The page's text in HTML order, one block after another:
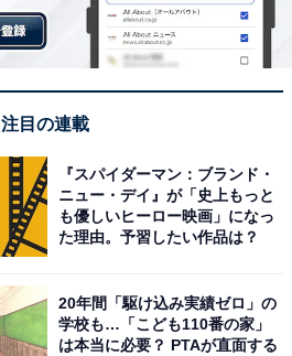
注目の連載
『スパイダーマン：ブランド・
ニュー・デイ』が「史上もっと
も優しいヒーロー映画」になっ
た理由。予習したい作品は？
20年間「駆け込み実績ゼロ」の
学校も…「こども110番の家」
は本当に必要？ PTAが直面する